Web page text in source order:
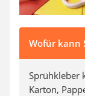
Wofür kann
Sprühkleber
Karton,